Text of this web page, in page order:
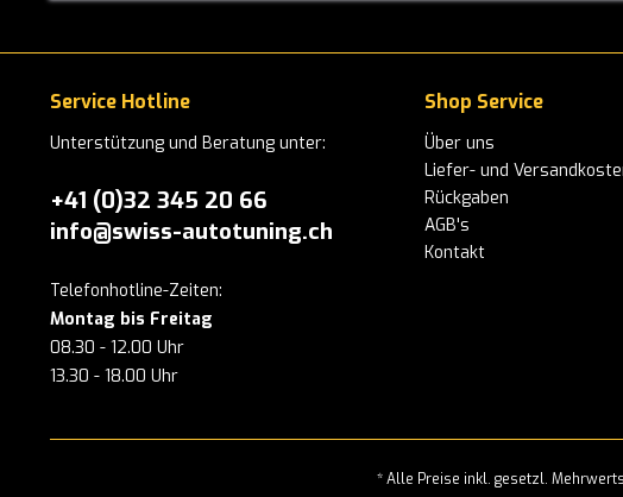
Corsa F
Tigra A
Astra G
Astra G Coupé / Cabrio
Astra J
Astra K
Astra L
Vectra B
Service Hotline
Unterstützung und Beratung unter:
+41 (0)32 345 20 66
info@swiss-autotuning.ch
Telefonhotline-Zeiten:
Montag bis Freitag
08.30 - 12.00 Uhr
13.30 - 18.00 Uhr
Shop Service
Über uns
Liefer- und
Rückgaben
AGB's
Kontakt
* Alle Preise inkl. gesetzl.